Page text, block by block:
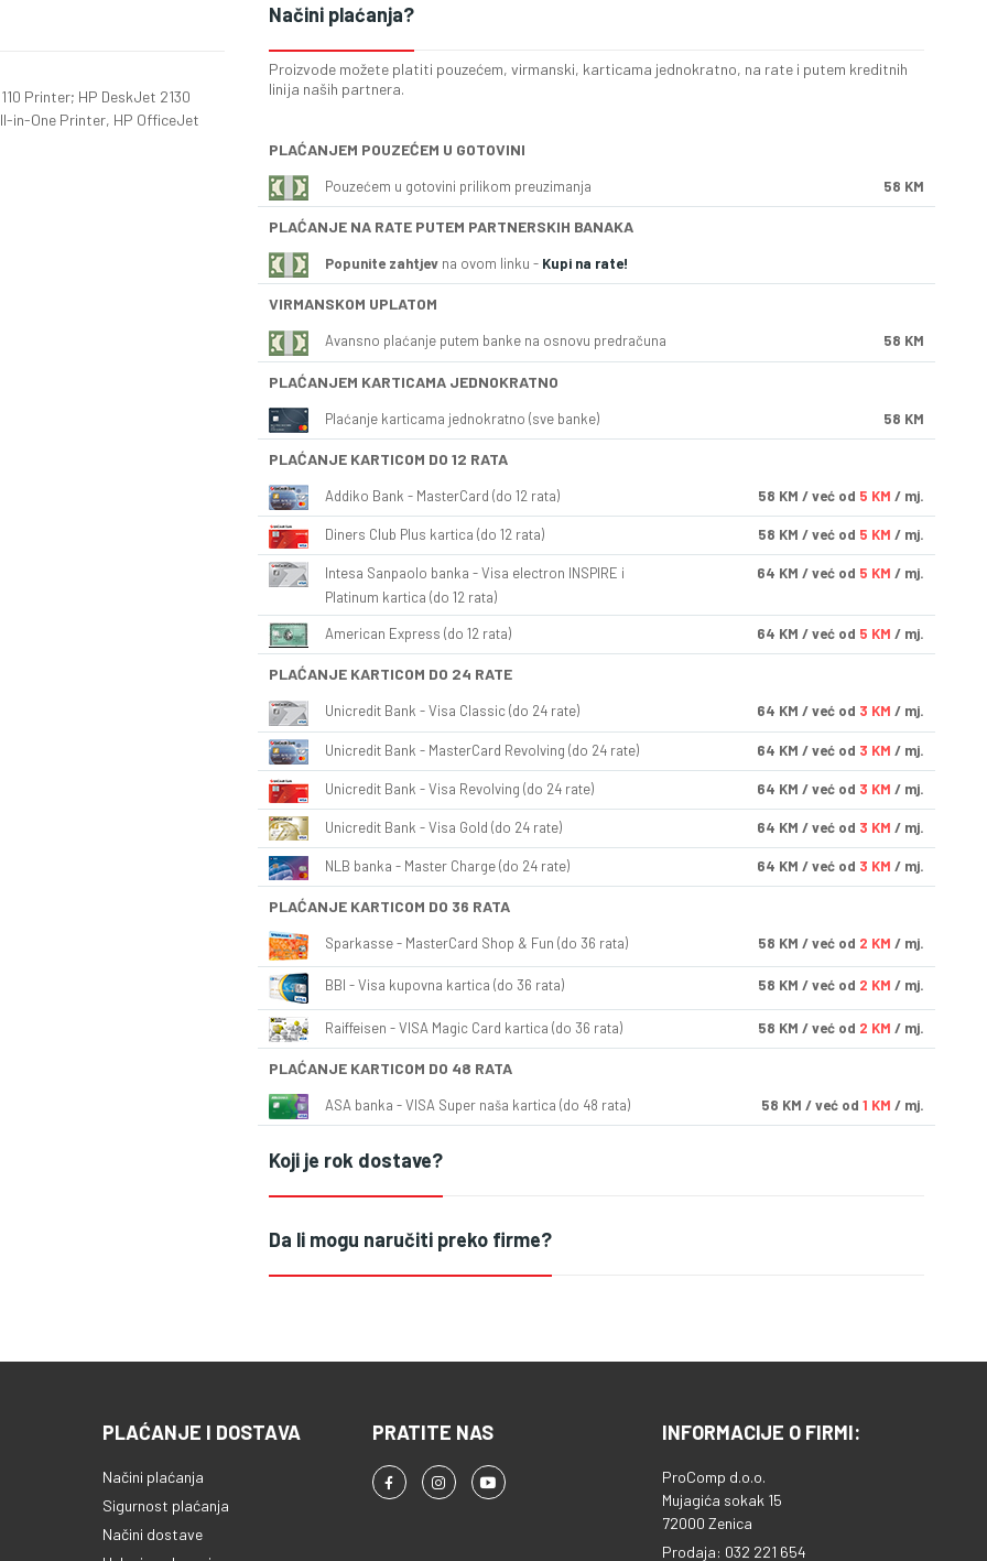
Printer; HP DeskJet 2130
in-One Printer, HP OfficeJet
Načini plaćanja?
Proizvode možete platiti pouzećem, virmanski, karticama jednokratno, na rate i putem kreditnih
linija naših partnera.
PLAĆANJEM POUZEĆEM U GOTOVINI
Pouzećem u gotovini prilikom preuzimanja 58 KM
PLAĆANJE NA RATE PUTEM PARTNERSKIH BANAKA
Popunite zahtjev na ovom linku - Kupi na rate!
VIRMANSKOM UPLATOM
Avansno plaćanje putem banke na osnovu predračuna 58 KM
PLAĆANJEM KARTICAMA JEDNOKRATNO
Plaćanje karticama jednokratno (sve banke) 58 KM
PLAĆANJE KARTICOM DO 12 RATA
Addiko Bank - MasterCard (do 12 rata) 58 KM / već od 5 KM / mj.
Diners Club Plus kartica (do 12 rata) 58 KM / već od 5 KM / mj.
Intesa Sanpaolo banka - Visa electron INSPIRE i
Platinum kartica (do 12 rata)
64 KM / već od 5 KM / mj.
American Express (do 12 rata) 64 KM / već od 5 KM / mj.
PLAĆANJE KARTICOM DO 24 RATE
Unicredit Bank - Visa Classic (do 24 rate) 64 KM / već od 3 KM / mj.
Unicredit Bank - MasterCard Revolving (do 24 rate) 64 KM / već od 3 KM / mj.
Unicredit Bank - Visa Revolving (do 24 rate) 64 KM / već od 3 KM / mj.
Unicredit Bank - Visa Gold (do 24 rate) 64 KM / već od 3 KM / mj.
NLB banka - Master Charge (do 24 rate) 64 KM / već od 3 KM / mj.
PLAĆANJE KARTICOM DO 36 RATA
Sparkasse - MasterCard Shop & Fun (do 36 rata) 58 KM / već od 2 KM / mj.
BBI - Visa kupovna kartica (do 36 rata) 58 KM / već od 2 KM / mj.
Raiffeisen - VISA Magic Card kartica (do 36 rata) 58 KM / već od 2 KM / mj.
PLAĆANJE KARTICOM DO 48 RATA
ASA banka - VISA Super naša kartica (do 48 rata) 58 KM / već od 1 KM / mj.
Koji je rok dostave?
Da li mogu naručiti preko firme?
PLAĆANJE I DOSTAVA
Načini plaćanja
Sigurnost plaćanja
Načini dostave
PRATITE NAS INFORMACIJE O FIRMI:
ProComp d.o.o.
Mujagića sokak 15
72000 Zenica
Prodaja: 032 221 654